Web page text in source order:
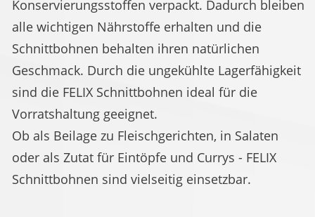
Konservierungsstoffen verpackt. Dadurch bleiben
alle wichtigen Nährstoffe erhalten und die
Schnittbohnen behalten ihren natürlichen
Geschmack. Durch die ungekühlte Lagerfähigkeit
sind die FELIX Schnittbohnen ideal für die
Vorratshaltung geeignet.
Ob als Beilage zu Fleischgerichten, in Salaten
oder als Zutat für Eintöpfe und Currys - FELIX
Schnittbohnen sind vielseitig einsetzbar.